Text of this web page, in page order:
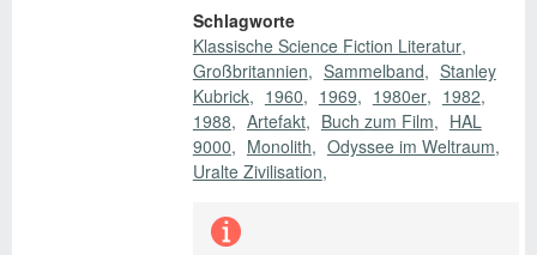
Schlagworte
Klassische Science Fiction Literatur
Großbritannien
Sammelband
Stanley
Kubrick
1960 1969 1980er
1982
1988
Artefakt Buch zum Film
HAL
9000
Monolith
Odyssee im Weltraum
Uralte Zivilisation